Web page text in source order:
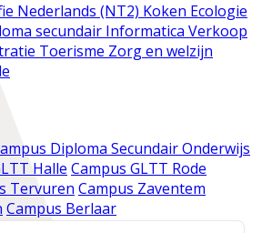
Nederlands (NT2) Koken Ecologie
secundair Informatica Verkoop
Toerisme Zorg en welzijn
Diploma Secundair Onderwijs
Halle Campus GLTT Rode
Tervuren Campus Zaventem
Campus Berlaar